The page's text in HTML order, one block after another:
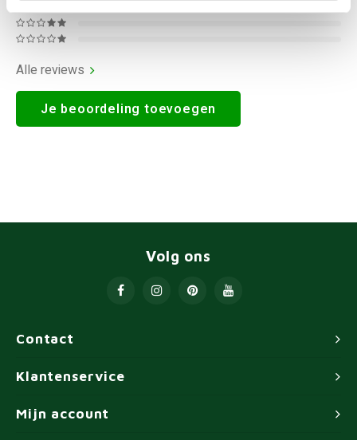
Alle reviews
Je beoordeling toevoegen
Contact
Volg ons
Klantenservice
Mijn account